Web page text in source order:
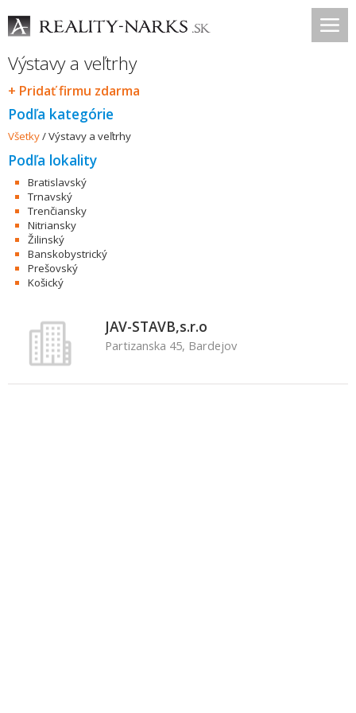
Výstavy a veľtrhy
+ Pridať firmu zdarma
Podľa kategórie
Všetky/Výstavy a veľtrhy
Podľa lokality
Bratislavský
Trnavský
Trenčiansky
Nitriansky
Žilinský
Banskobystrický
Prešovský
Košický
JAV-STAVB,s.r.o
Partizanska 45, Bardejov